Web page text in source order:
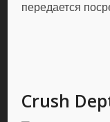
передается
Crush